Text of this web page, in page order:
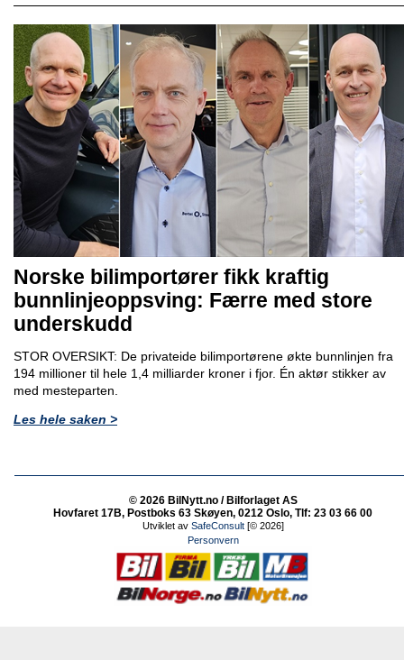
Norske bilimportører fikk kraftig
bunnlinjeoppsving: Færre med store
underskudd
STOR OVERSIKT: De privateide bilimportørene økte bunnlinjen fra
194 millioner til hele 1,4 milliarder kroner i fjor. Én aktør stikker av
med mesteparten.
Les hele saken >
© 2026 BilNytt.no / Bilforlaget AS
Hovfaret 17B, Postboks 63 Skøyen, 0212 Oslo, Tlf: 23 03 66 00
Utviklet av SafeConsult[© 2026]
Personvern